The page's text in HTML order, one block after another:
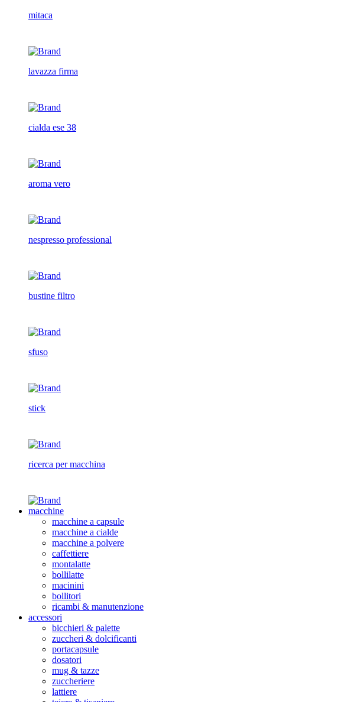
mitaca
lavazza firma
cialda ese 38
aroma vero
nespresso professional
bustine filtro
sfuso
stick
ricerca per macchina
macchine
macchine a capsule
macchine a cialde
macchine a polvere
caffettiere
montalatte
bollilatte
macinini
bollitori
ricambi & manutenzione
accessori
bicchieri & palette
zuccheri & dolcificanti
portacapsule
dosatori
mug & tazze
zuccheriere
lattiere